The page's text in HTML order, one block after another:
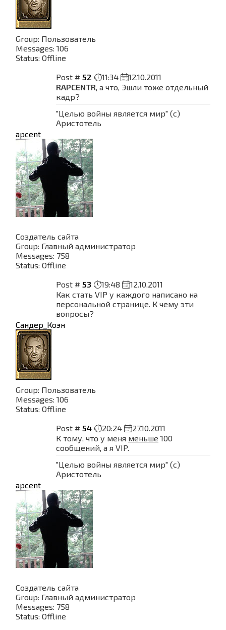
Group: Пользователь
Messages: 106
Status: Offline
Post # 52 11:34
12.10.2011
RAPCENTR, а что, Эшли тоже отдельный
кадр?
"Целью войны является мир" (с)
Аристотель
apcent
Создатель сайта
Group: Главный администратор
Messages: 758
Status: Offline
Post # 53 19:48
12.10.2011
Как стать VIP у каждого написано на
персональной странице. К чему эти
вопросы?
Сандер_Коэн
Group: Пользователь
Messages: 106
Status: Offline
Post # 54 20:24
27.10.2011
К тому, что у меня меньше 100
сообщений, а я VIP.
"Целью войны является мир" (с)
Аристотель
apcent
Создатель сайта
Group: Главный администратор
Messages: 758
Status: Offline